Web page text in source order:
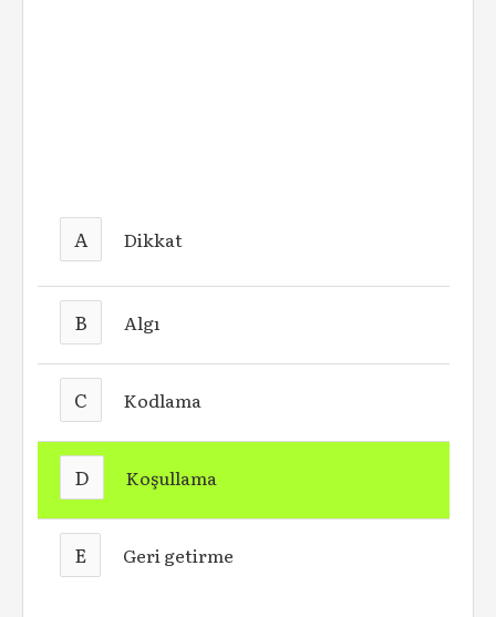
A Dikkat
B Algı
C Kodlama
D Koşullama
E Geri getirme